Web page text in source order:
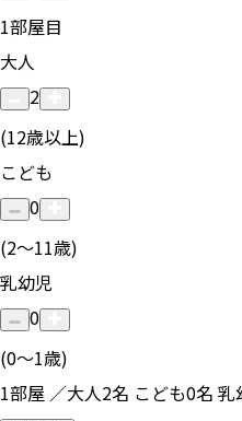
1部屋目
大人
2
(12歳以上)
こども
0
(2〜11歳)
乳幼児
0
(0〜1歳)
1部屋 ／大人2名 こども0名